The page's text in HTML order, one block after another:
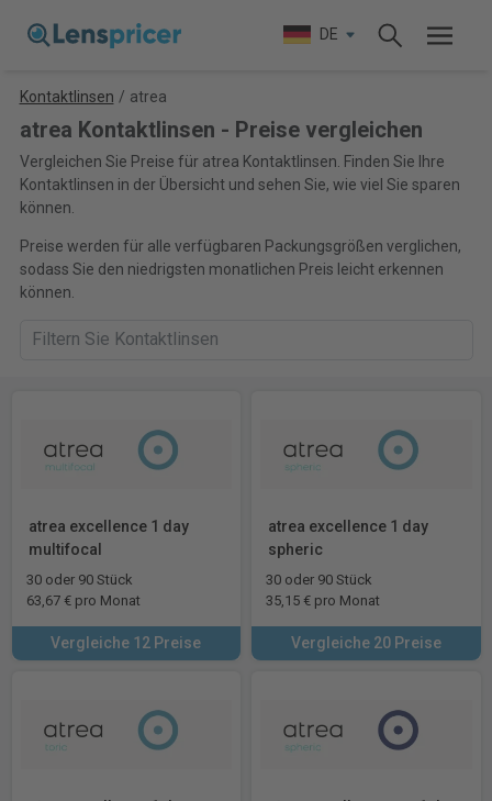
DE
Kontaktlinsen / atrea
atrea Kontaktlinsen - Preise vergleichen
Vergleichen Sie Preise für atrea Kontaktlinsen. Finden Sie Ihre
Kontaktlinsen in der Übersicht und sehen Sie, wie viel Sie sparen
können.
Preise werden für alle verfügbaren Packungsgrößen verglichen,
sodass Sie den niedrigsten monatlichen Preis leicht erkennen
können.
atrea excellence 1 day
multifocal
30 oder 90 Stück
63,67 € pro Monat
Vergleiche 12 Preise
atrea excellence 1 day
spheric
30 oder 90 Stück
35,15 € pro Monat
Vergleiche 20 Preise